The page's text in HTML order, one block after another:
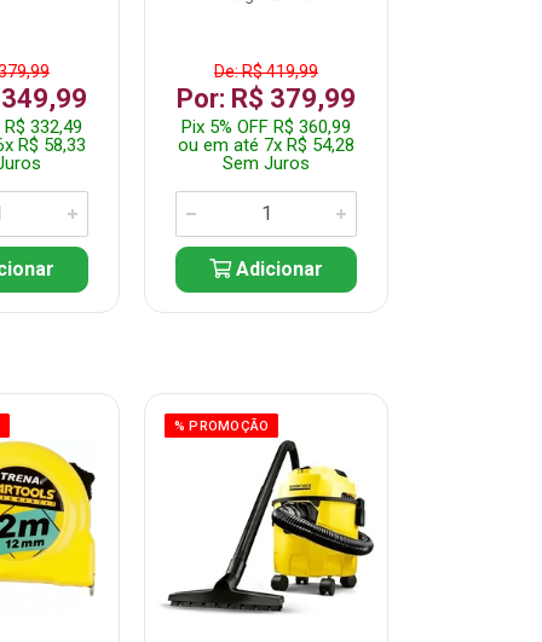
R$ 332,49
R$ 58,33
De: R$ 419,99
Por: R$ 379,99
Pix 5% OFF R$ 360,99
ou em até 7x R$ 54,28
Sem Juros
Adicionar
% PROMOÇÃO